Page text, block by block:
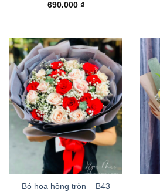
690.000 ₫
Bó hoa hồng tròn – B43